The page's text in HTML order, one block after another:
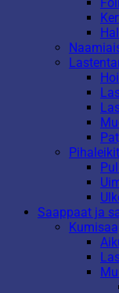
Pihaleikit
Saappaat ja